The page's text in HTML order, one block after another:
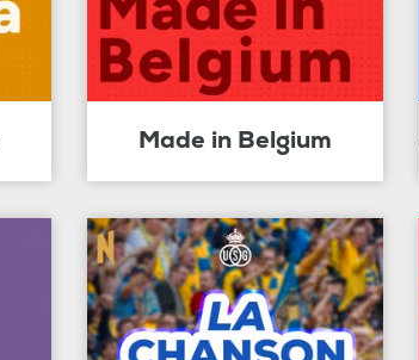
Made in Belgium